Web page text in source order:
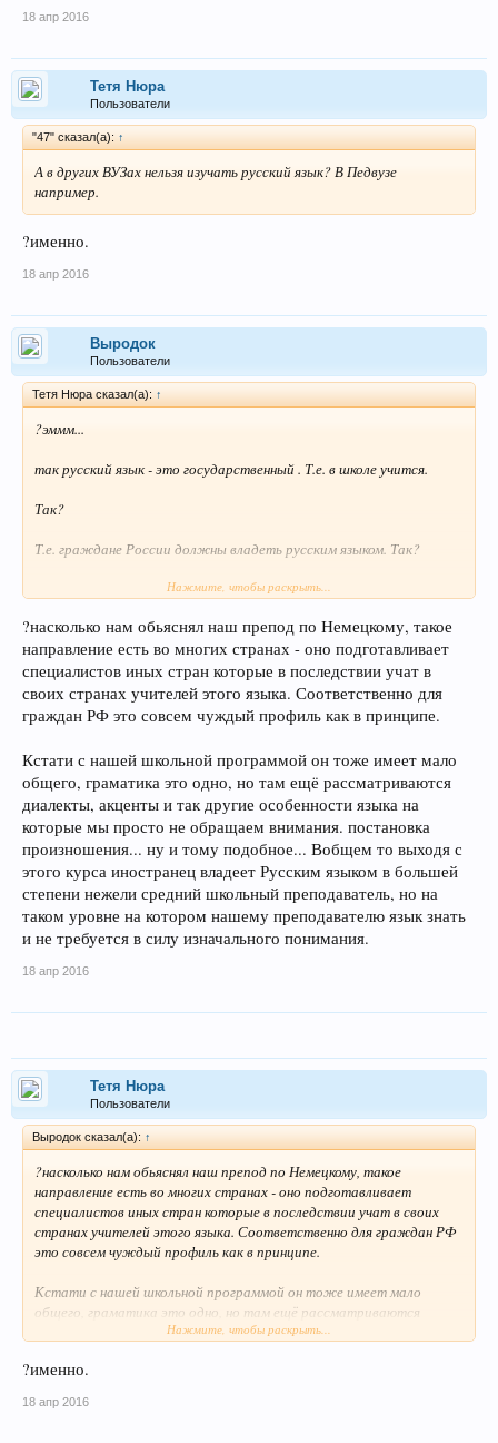
18 апр 2016
Тетя Нюра
Пользователи
"47" сказал(а): ↑
А в других ВУЗах нельзя изучать русский язык? В Педвузе
например.
?именно.
18 апр 2016
Выродок
Пользователи
Тетя Нюра сказал(а): ↑
?эммм...
так русский язык - это государственный . Т.е. в школе учится.
Так?
Т.е. граждане России должны владеть русским языком. Так?
А ежели недостаточно грамотны - то это к репетиторам. Ну или
Т.е. никак не иностранный русский-то!
А как могут учить русский язык как иностранный граждане
России?!
Нажмите, чтобы раскрыть...
?насколько нам обьяснял наш препод по Немецкому, такое
направление есть во многих странах - оно подготавливает
специалистов иных стран которые в последствии учат в
своих странах учителей этого языка. Соответственно для
граждан РФ это совсем чуждый профиль как в принципе.
Кстати с нашей школьной программой он тоже имеет мало
общего, граматика это одно, но там ещё рассматриваются
диалекты, акценты и так другие особенности языка на
которые мы просто не обращаем внимания. постановка
произношения... ну и тому подобное... Вобщем то выходя с
этого курса иностранец владеет Русским языком в большей
степени нежели средний школьный преподаватель, но на
таком уровне на котором нашему преподавателю язык знать
и не требуется в силу изначального понимания.
18 апр 2016
Тетя Нюра
Пользователи
Выродок сказал(а): ↑
?насколько нам обьяснял наш препод по Немецкому, такое
направление есть во многих странах - оно подготавливает
специалистов иных стран которые в последствии учат в своих
странах учителей этого языка. Соответственно для граждан РФ
это совсем чуждый профиль как в принципе.
Кстати с нашей школьной программой он тоже имеет мало
общего, граматика это одно, но там ещё рассматриваются
диалекты, акценты и так другие особенности языка на которые
и тому подобное... Вобщем то выходя с этого курса иностранец
школьный преподаватель, но на таком уровне на котором нашему
Нажмите, чтобы раскрыть...
?именно.
18 апр 2016